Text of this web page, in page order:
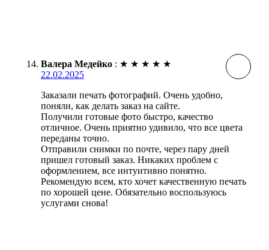
Валера Медейко : ★ ★ ★ ★ ★
22.02.2025
Заказали печать фотографий. Очень удобно,
поняли, как делать заказ на сайте.
Получили готовые фото быстро, качество
отличное. Очень приятно удивило, что все цвета
переданы точно.
Отправили снимки по почте, через пару дней
пришел готовый заказ. Никаких проблем с
оформлением, все интуитивно понятно.
Рекомендую всем, кто хочет качественную печать
по хорошей цене. Обязательно воспользуюсь
услугами снова!